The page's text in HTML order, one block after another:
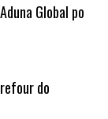
Global po
do